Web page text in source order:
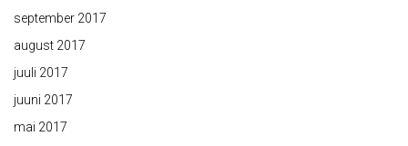
september 2017
august 2017
juuli 2017
juuni 2017
mai 2017